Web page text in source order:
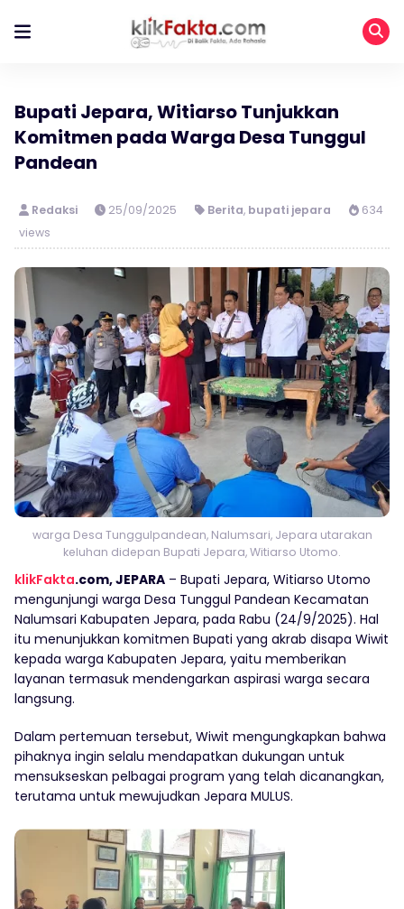
Bupati Jepara, Witiarso Tunjukkan
Komitmen pada Warga Desa Tunggul
Pandean
Redaksi 25/09/2025 Berita, bupati jepara
634
views
warga Desa Tunggulpandean, Nalumsari, Jepara utarakan
keluhan didepan Bupati Jepara, Witiarso Utomo.
klikFakta.com, JEPARA – Bupati Jepara, Witiarso Utomo
mengunjungi warga Desa Tunggul Pandean Kecamatan
Nalumsari Kabupaten Jepara, pada Rabu (24/9/2025). Hal
itu menunjukkan komitmen Bupati yang akrab disapa Wiwit
kepada warga Kabupaten Jepara, yaitu memberikan
layanan termasuk mendengarkan aspirasi warga secara
langsung.
Dalam pertemuan tersebut, Wiwit mengungkapkan bahwa
pihaknya ingin selalu mendapatkan dukungan untuk
mensukseskan pelbagai program yang telah dicanangkan,
terutama untuk mewujudkan Jepara MULUS.